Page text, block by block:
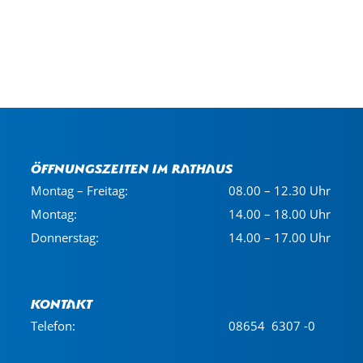
Öffnungszeiten im Rathaus
Montag – Freitag:
08.00 – 12.30 Uhr
Montag:
14.00 – 18.00 Uhr
Donnerstag:
14.00 – 17.00 Uhr
Kontakt
Telefon: 08654 6307 -0